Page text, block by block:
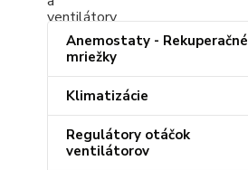
Anemostaty - Rekuperačné
mriežky
Klimatizácie
Regulátory otáčok
ventilátorov